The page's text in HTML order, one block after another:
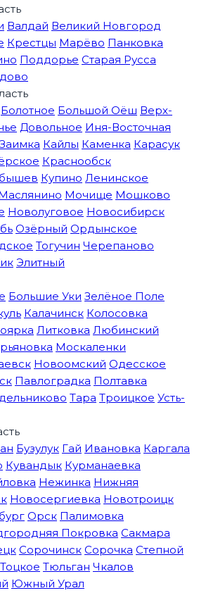
Валдай Великий Новгород
Крестцы Марёво Панковка
Поддорье Старая Русса
Болотное Большой Оёш Верх-
Довольное Иня-Восточная
Кайлы Каменка Карасук
Краснообск
Купино Ленинское
Мочище Мошково
Новолуговое Новосибирск
Озёрный Ордынское
Тогучин Черепаново
Элитный
Большие Уки Зелёное Поле
Калачинск Колосовка
Литковка Любинский
Москаленки
Новоомский Одесское
Павлоградка Полтавка
Тара Троицкое Усть-
Бузулук Гай Ивановка Каргала
Кувандык Курманаевка
Нежинка Нижняя
Новосергиевка Новотроицк
Орск Палимовка
Покровка Сакмара
Сорочинск Сорочка Степной
Тоцкое Тюльган Чкалов
Южный Урал